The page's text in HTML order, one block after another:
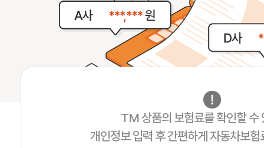
TM 상품의 보험료를 확인할 수
개인정보 입력 후 간편하게 자동차보험